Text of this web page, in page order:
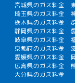
宮城県のガス料金
埼玉県のガス料金
栃木県のガス料金
静岡県のガス料金
岐阜県のガス料金
京都府のガス料金
愛媛県のガス料金
広島県のガス料金
大分県のガス料金